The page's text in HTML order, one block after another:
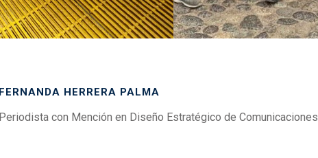
FERNANDA HERRERA PALMA
Periodista con Mención en Diseño Estratégico de